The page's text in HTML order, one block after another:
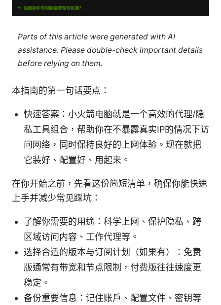
Parts of this article were generated with AI
assistance. Please double-check important details
before relying on them.
本指南的第一句话要点：
快速答案：小火箭电脑就是一个高效的代理/隐
私工具组合，帮助你在不暴露真实IP的情况下访
问网络，同时保持良好的上网体验。现在就把
它装好、配置好、用起来。
在你开始之前，先看这份简短清单，确保你能快速
上手并减少常见踩坑：
了解你需要的用途：科学上网、保护隐私、跨
区域访问内容、工作代理等。
选择合适的版本与订阅计划（如果有）：免费
版通常有带宽和节点限制，付费版往往速度更
稳定。
备份重要信息：记住账户、配置文件、密钥等